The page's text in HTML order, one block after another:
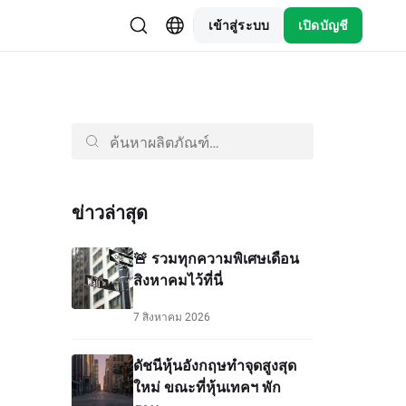
เข้าสู่ระบบ เปิดบัญชี
ข่าวล่าสุด
🚨 รวมทุกความพิเศษเดือน
สิงหาคมไว้ที่นี่
7 สิงหาคม 2026
ดัชนีหุ้นอังกฤษทำจุดสูงสุด
ใหม่ ขณะที่หุ้นเทคฯ พัก